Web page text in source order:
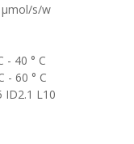
μmol/s/w
- 40 ° C
- 60 ° C
ID2.1 L10